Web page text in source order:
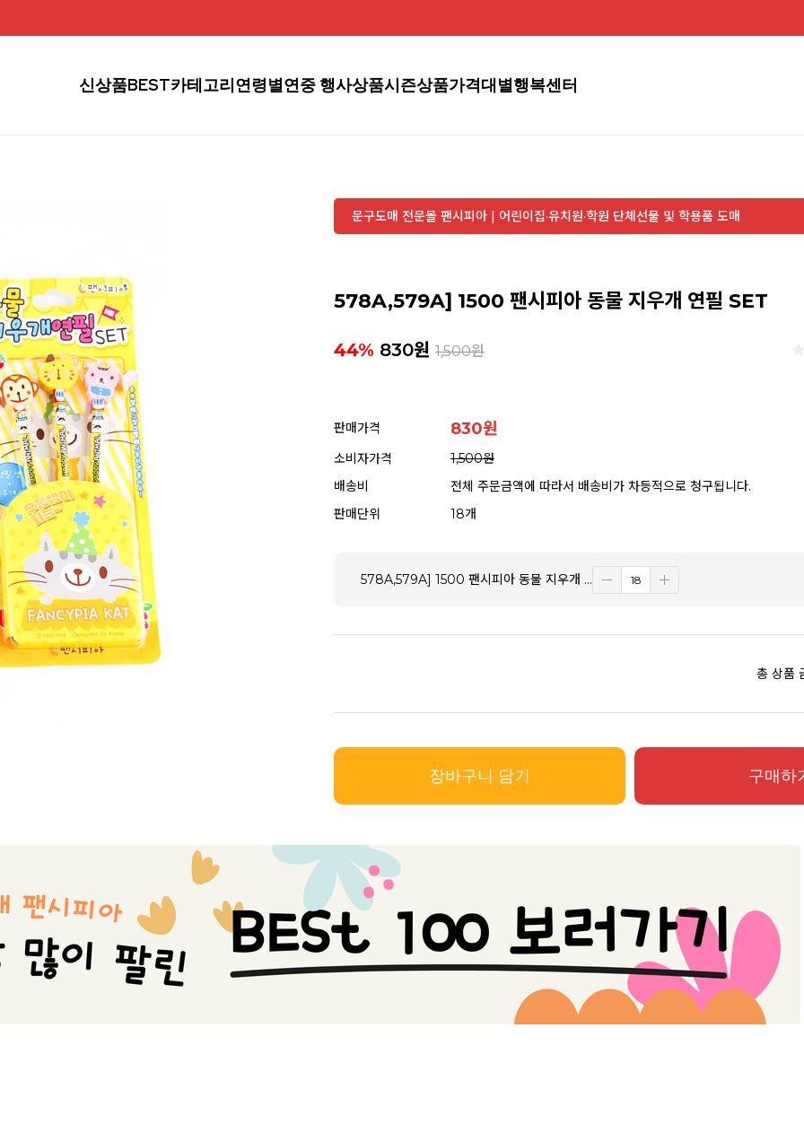
신상품BEST카테고리연령별연중 행사상품시즌상품가격대별행복센터
문구도매 전문몰 팬시피아 | 어린이집·유치원·학원 단체선물 및 학용품 도매
578A,579A] 1500 팬시피아 동물 지우개 연필 SET
44% 830원 1,500원
판매가격 830원
소비자가격
1,500원
배송비
전체 주문금액에 따라서 배송비가 차등적으로 청구됩니다.
판매단위
18개
578A,579A] 1500 팬시피아 동물 지우개 연필 SET
총 상품
장바구니 담기 구매하